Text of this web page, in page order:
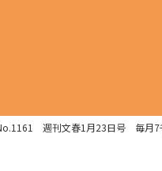
週刊文春1月23日号 毎月7